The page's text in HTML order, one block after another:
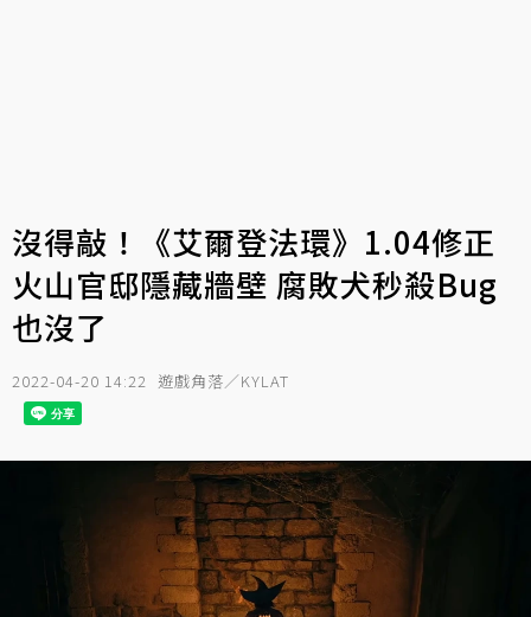
沒得敲！《艾爾登法環》1.04修正
火山官邸隱藏牆壁 腐敗犬秒殺Bug
也沒了
2022-04-20 14:22 遊戲角落／KYLAT